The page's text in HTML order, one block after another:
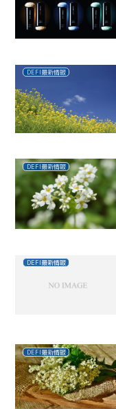
DEFI最新情報
DEFI最新情報
DEFI最新情報
DEFI最新情報